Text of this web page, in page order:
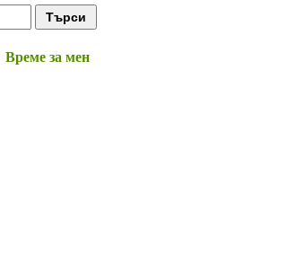
Време за мен